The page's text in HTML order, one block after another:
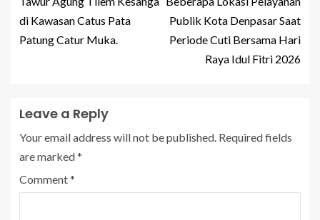
di Kawasan Catus Pata
Patung Catur Muka.
Publik Kota Denpasar Saat
Periode Cuti Bersama Hari
Raya Idul Fitri 2026
Leave a Reply
Your email address will not be published. Required fields
are marked*
Comment*